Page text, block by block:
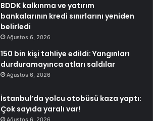
BDDK kalkınma ve yatırım
bankalarının kredi sınırlarını yeniden
belirledi
Ağustos 6, 2026
150 bin kişi tahliye edildi: Yangınları
durduramayınca atları saldılar
Ağustos 6, 2026
İstanbul’da yolcu otobüsü kaza yaptı:
Çok sayıda yaralı var!
Ağustos 6, 2026